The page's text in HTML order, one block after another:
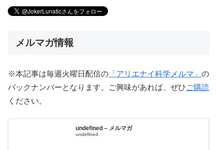
メルマガ情報
※本記事は毎週火曜日配信の 「アリエナイ科学メルマ」 の
バックナンバーとなります。ご興味があれば、ぜひご購読
ください。
undefined – メルマガ
undefined